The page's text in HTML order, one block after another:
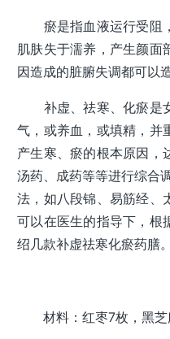
瘀是指血液运行受阻，
肌肤失于濡养，产生颜面
因造成的脏腑失调都可以
补虚、祛寒、化瘀是女
气，或养血，或填精，并
产生寒、瘀的根本原因，
汤药、成药等等进行综合
法，如八段锦、易筋经、
可以在医生的指导下，根
绍几款补虚祛寒化瘀药膳
材料：红枣7枚，黑芝